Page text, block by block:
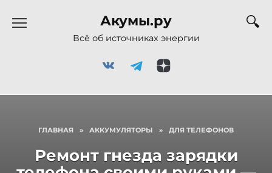
Акумы.ру
Всё об источниках энергии
ГЛАВНАЯ » АККУМУЛЯТОРЫ » ДЛЯ ТЕЛЕФОНОВ
Ремонт гнезда зарядки